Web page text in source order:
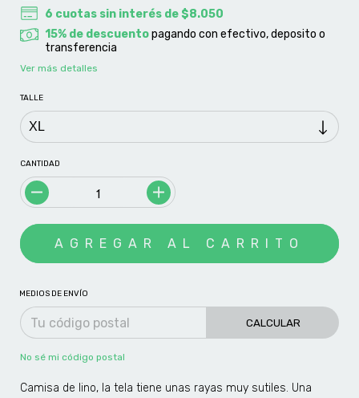
6 cuotas sin interés de$8.050
15% de descuentopagando con efectivo, deposito o
transferencia
Ver más detalles
TALLE
CANTIDAD
MEDIOS DE ENVÍO
CALCULAR
No sé mi código postal
Camisa de lino, la tela tiene unas rayas muy sutiles. Una